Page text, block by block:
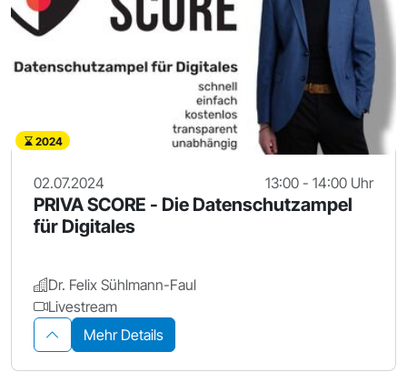
2024
02.07.2024 13:00 - 14:00 Uhr
PRIVA SCORE - Die Datenschutzampel
für Digitales
Dr. Felix Sühlmann-Faul
Livestream
Mehr Details